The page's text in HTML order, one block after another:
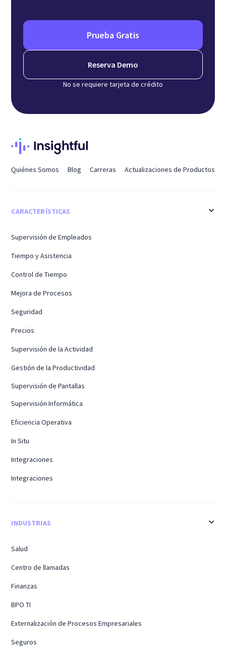
Prueba Gratis
Reserva Demo
No se requiere tarjeta de crédito
Quiénes Somos Blog Carreras Actualizaciones de Productos
CARACTERÍSTICAS
Supervisión de Empleados
Tiempo y Asistencia
Control de Tiempo
Mejora de Procesos
Seguridad
Precios
Supervisión de la Actividad
Gestión de la Productividad
Supervisión de Pantallas
Supervisión Informática
Eficiencia Operativa
In Situ
Integraciones
Integraciones
INDUSTRIAS
Salud
Centro de llamadas
Finanzas
BPO TI
Externalización de Procesos Empresariales
Seguros